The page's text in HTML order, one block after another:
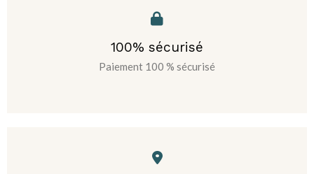
100% sécurisé
Paiement 100 % sécurisé